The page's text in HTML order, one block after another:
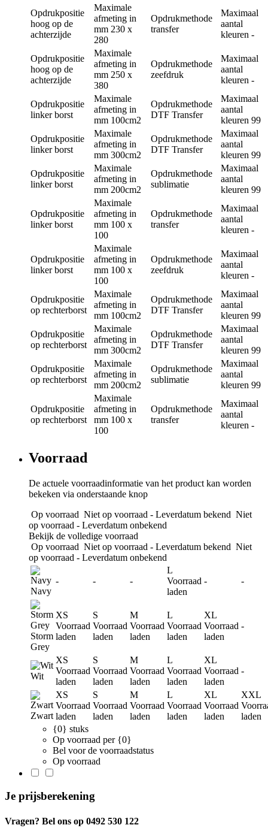
Opdrukpositie
hoog op de
achterzijde
Maximale
afmeting in
mm 230 x
280
Opdrukmethode
transfer
Maximaal
aantal
kleuren -
Opdrukpositie
hoog op de
achterzijde
Maximale
afmeting in
mm 250 x
380
Opdrukmethode
zeefdruk
Maximaal
aantal
kleuren -
Opdrukpositie
linker borst
Maximale
afmeting in
mm 100cm2
Opdrukmethode
DTF Transfer
Maximaal
aantal
kleuren 99
Opdrukpositie
linker borst
Maximale
afmeting in
mm 300cm2
Opdrukmethode
DTF Transfer
Maximaal
aantal
kleuren 99
Opdrukpositie
linker borst
Maximale
afmeting in
mm 200cm2
Opdrukmethode
sublimatie
Maximaal
aantal
kleuren 99
Opdrukpositie
linker borst
Maximale
afmeting in
mm 100 x
100
Opdrukmethode
transfer
Maximaal
aantal
kleuren -
Opdrukpositie
linker borst
Maximale
afmeting in
mm 100 x
100
Opdrukmethode
zeefdruk
Maximaal
aantal
kleuren -
Opdrukpositie
op rechterborst
Maximale
afmeting in
mm 100cm2
Opdrukmethode
DTF Transfer
Maximaal
aantal
kleuren 99
Opdrukpositie
op rechterborst
Maximale
afmeting in
mm 300cm2
Opdrukmethode
DTF Transfer
Maximaal
aantal
kleuren 99
Opdrukpositie
op rechterborst
Maximale
afmeting in
mm 200cm2
Opdrukmethode
sublimatie
Maximaal
aantal
kleuren 99
Opdrukpositie
op rechterborst
Maximale
afmeting in
mm 100 x
100
Opdrukmethode
transfer
Maximaal
aantal
kleuren -
Voorraad
De actuele voorraadinformatie van het product kan worden
bekeken via onderstaande knop
Op voorraad Niet op voorraad - Leverdatum bekend Niet
op voorraad - Leverdatum onbekend
Bekijk de volledige voorraad
Op voorraad Niet op voorraad - Leverdatum bekend Niet
op voorraad - Leverdatum onbekend
Navy
- - -
L
Voorraad
laden
- -
Storm
Grey
XS
Voorraad
laden
S
Voorraad
laden
M
Voorraad
laden
L
Voorraad
laden
XL
Voorraad
laden
-
Wit
XS
Voorraad
laden
S
Voorraad
laden
M
Voorraad
laden
L
Voorraad
laden
XL
Voorraad
laden
-
Zwart
XS
Voorraad
laden
S
Voorraad
laden
M
Voorraad
laden
L
Voorraad
laden
XL
Voorraad
laden
XXL
laden
{0} stuks
Op voorraad per {0}
Bel voor de voorraadstatus
Op voorraad
Je prijsberekening
Vragen? Bel ons op 0492 530 122